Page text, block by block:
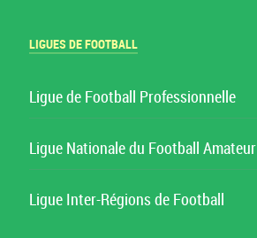
LIGUES DE FOOTBALL
Ligue de Football Professionnelle
Ligue Nationale du Football Amateur
Ligue Inter-Régions de Football